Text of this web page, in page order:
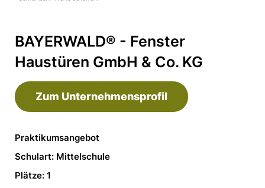
BAYERWALD® - Fenster
Haustüren GmbH & Co. KG
Zum Unternehmensprofil
Praktikumsangebot
Schulart: Mittelschule
Plätze: 1